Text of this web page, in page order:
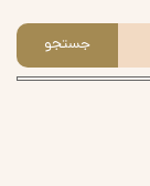
جستجو